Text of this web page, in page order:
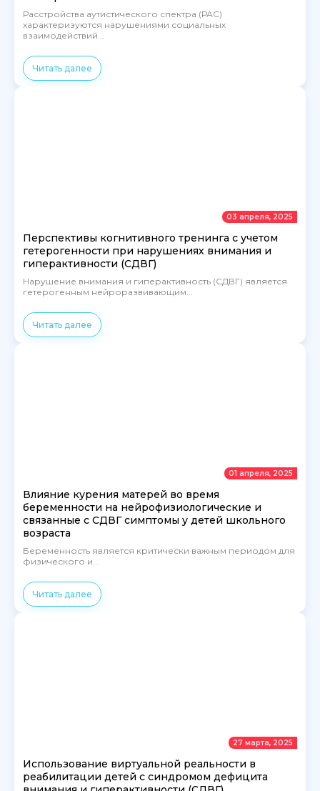
Расстройства аутистического спектра (РАС)
характеризуются нарушениями социальных
взаимодействий...
Читать далее
03 апреля, 2025
Перспективы когнитивного тренинга с учетом
гетерогенности при нарушениях внимания и
гиперактивности (СДВГ)
Нарушение внимания и гиперактивность (СДВГ) является
гетерогенным нейроразвивающим...
Читать далее
01 апреля, 2025
Влияние курения матерей во время
беременности на нейрофизиологические и
связанные с СДВГ симптомы у детей школьного
возраста
Беременность является критически важным периодом для
физического и...
Читать далее
27 марта, 2025
Использование виртуальной реальности в
реабилитации детей с синдромом дефицита